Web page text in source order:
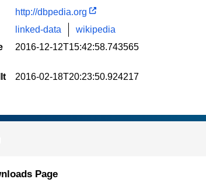
http://dbpedia.org
linked-data
wikipedia
2016-12-12T15:42:58.743565
2016-02-18T20:23:50.924217
Page